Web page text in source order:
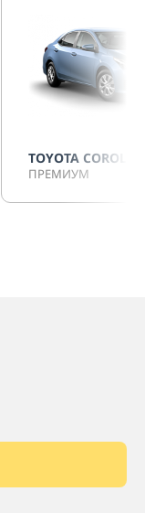
TOYOTA
ПРЕМИУМ